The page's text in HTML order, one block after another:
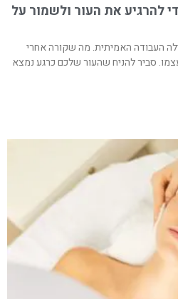
להרגיע את העור ולשמור על
העבודה האמיתית. מה שקורה אחרי
סביר להניח שהעור שלכם כרגע נמצא